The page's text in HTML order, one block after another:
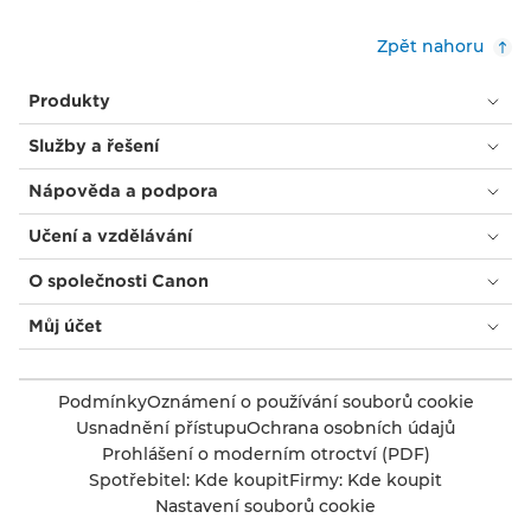
Zpět nahoru
Produkty
Služby a řešení
Nápověda a podpora
Učení a vzdělávání
O společnosti Canon
Můj účet
PodmínkyOznámení o používání souborů cookie
Usnadnění přístupuOchrana osobních údajů
Prohlášení o moderním otroctví (PDF)
Spotřebitel: Kde koupitFirmy: Kde koupit
Nastavení souborů cookie